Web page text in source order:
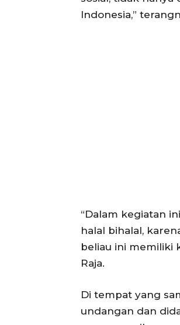
Indonesia,”
“Dalam kegiatan
halal bihalal,
beliau ini memiliki
Raja.
Di tempat yang
undangan dan